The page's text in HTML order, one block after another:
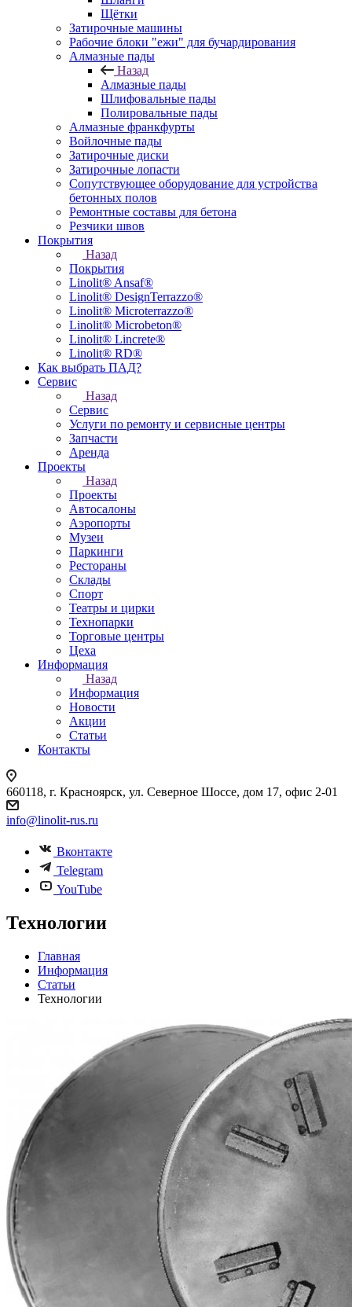
Щётки
Затирочные машины
Рабочие блоки "ежи" для бучардирования
Алмазные пады
Назад
Алмазные пады
Шлифовальные пады
Полировальные пады
Алмазные франкфурты
Войлочные пады
Затирочные диски
Затирочные лопасти
Сопутствующее оборудование для устройства
бетонных полов
Ремонтные составы для бетона
Резчики швов
Покрытия
Назад
Покрытия
Linolit® Ansaf®
Linolit® DesignTerrazzo®
Linolit® Microterrazzo®
Linolit® Microbeton®
Linolit® Lincrete®
Linolit® RD®
Как выбрать ПАД?
Сервис
Назад
Сервис
Услуги по ремонту и сервисные центры
Запчасти
Аренда
Проекты
Назад
Проекты
Автосалоны
Аэропорты
Музеи
Паркинги
Рестораны
Склады
Спорт
Театры и цирки
Технопарки
Торговые центры
Цеха
Информация
Назад
Информация
Новости
Акции
Статьи
Контакты
660118, г. Красноярск, ул. Северное Шоссе, дом 17, офис 2-01
info@linolit-rus.ru
Вконтакте
Telegram
YouTube
Технологии
Главная
Информация
Статьи
Технологии